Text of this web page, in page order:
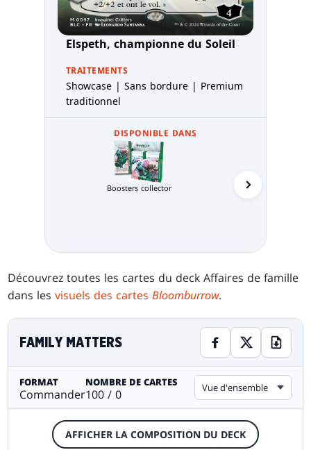
Elspeth, championne du Soleil
TRAITEMENTS
Showcase | Sans bordure | Premium
traditionnel
DISPONIBLE DANS
Boosters collector
Découvrez toutes les cartes du deck Affaires de famille
dans lesvisuels des cartesBloomburrow.
FAMILY MATTERS
FORMAT
Commander
NOMBRE DE CARTES
100 / 0 Vue d'ensemble
AFFICHER LA COMPOSITION DU DECK